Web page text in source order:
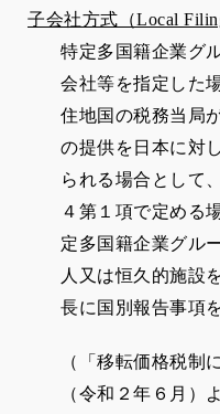
子会社方式（Local
特定多国籍企業グ
会社等を指定した
住地国の税務当局
の提供を日本に対
られる場合として
４第１項で定める
定多国籍企業グル
人又は恒久的施設
長に国別報告事項
（「移転価格税制
（令和２年６月）